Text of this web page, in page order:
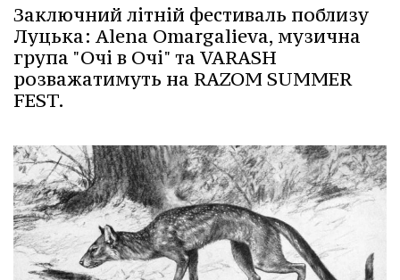
Заключний літній фестиваль поблизу
Луцька: Alena Omargalieva, музична
група "Очі в Очі" та VARASH
розважатимуть на RAZOM SUMMER
FEST.